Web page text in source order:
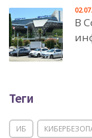
В
Теги
ИБ